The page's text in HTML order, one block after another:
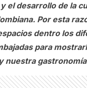
el desarrollo de la
Por esta
dentro los
para
nuestra